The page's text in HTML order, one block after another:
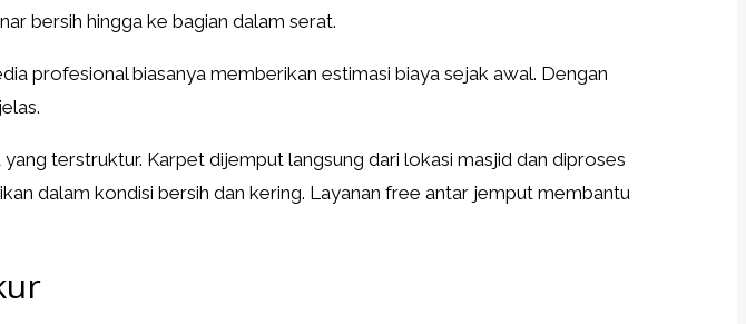
bersih hingga ke bagian dalam serat.
profesional biasanya memberikan estimasi biaya sejak awal. Dengan
terstruktur. Karpet dijemput langsung dari lokasi masjid dan diproses
dalam kondisi bersih dan kering. Layanan free antar jemput membantu